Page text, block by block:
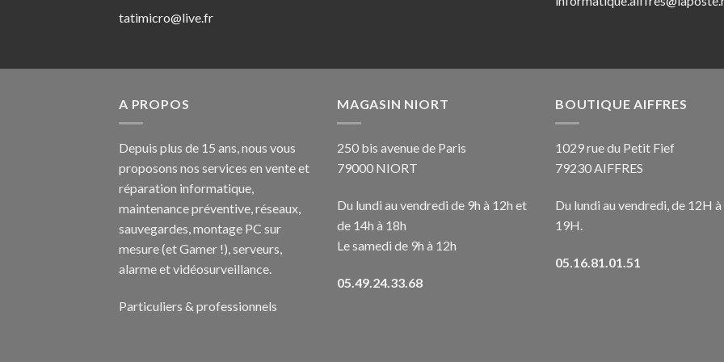
tatimicro@live.fr
A PROPOS
Depuis plus de 15 ans, nous vous
proposons nos services en vente et
réparation informatique,
maintenance préventive, réseaux,
sauvegardes, montage PC sur
mesure (et Gamer !), serveurs,
alarme et vidéosurveillance.
Particuliers & professionnels
MAGASIN NIORT
250 bis avenue de Paris
79000 NIORT
Du lundi au vendredi de 9h à 12h et
de 14h à 18h
Le samedi de 9h à 12h
05.49.24.33.68
BOUTIQUE AIFFRES
1029 rue du Petit Fief
79230 AIFFRES
Du lundi au vendredi, de 12H à
19H.
05.16.81.01.51